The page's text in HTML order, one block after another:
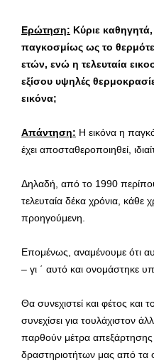
Ερώτηση: Κύριε
παγκοσμίως ως το
ετών, ενώ η τελευταία
εξίσου υψηλές
εικόνα;
Απάντηση: Η εικόνα η
έχει αποσταθεροποιηθεί,
Δηλαδή, από το 1990
τελευταία δέκα χρόνια, κάθε
προηγούμενη.
Επομένως, αναμένουμε ότι
– γι ΄ αυτό και ονομάστηκε
Θα συνεχιστεί και φέτος και
συνεχίσει για τουλάχιστον
παρθούν μέτρα απεξάρτησης
δραστηριοτήτων μας από τα